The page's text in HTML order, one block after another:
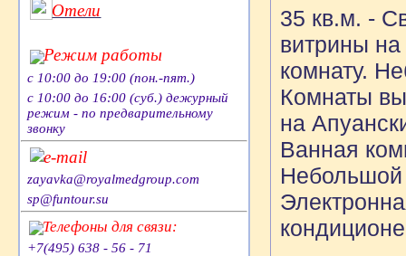
Отели
Режим работы
с 10:00 до 19:00 (пон.-пят.)
с 10:00 до 16:00 (суб.) дежурный
режим - по предварительному
звонку
e-mail
zayavka@royalmedgroup.com
sp@funtour.su
Телефоны для связи:
+7(495) 638 - 56 - 71
35 кв.м. -
витрины
комнату.
Комнаты
на
Ванная